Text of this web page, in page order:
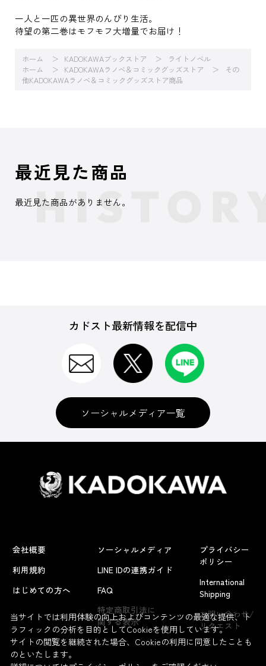
一人と一匹の異世界のんびり生活。
待望の第二巻はモフモフ大増量でお届け！
ホーム KADOKAWAブックストア
ライトノベル
ホーム
KADOKAWAラノベ＆コミックグッズストア
その
他KADOKAWAラノベ＆コミックグッズストア商品
よくあるお問い合わせ
最近見た商品
最近見た商品がありません。
カドスト最新情報を配信中
ソーシャルメディア一覧
会社概要
利用規約
はじめての方へ
ソーシャルメディア
LINE IDの連携ガイド
FAQ
特定商取引法に
関する表示
プライバシー
ポリシー
International
Shipping
お問い合わせ/
リクエスト
当サイトでは利用体験の向上およびコンテンツの最適な提供、ト
ラフィックの分析を目的としてCookieを使用しています。
サイトの閲覧を継続された場合、Cookieの利用に同意したことも
のといたします。